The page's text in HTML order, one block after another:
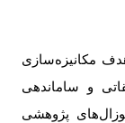
مکانیزه‌سازی
و ساماندهی
پژوهشی